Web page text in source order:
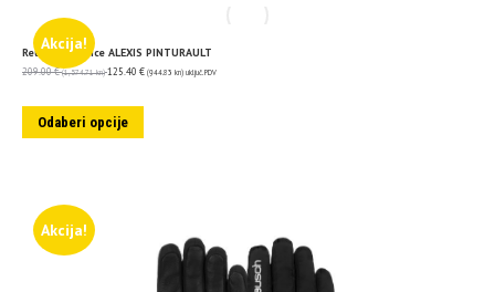
Akcija!
Reusch rukavice ALEXIS PINTURAULT
209.00€ (1,574.71 kn) 125.40 € (944.83 kn) uključ. PDV
Odaberi opcije
Akcija!